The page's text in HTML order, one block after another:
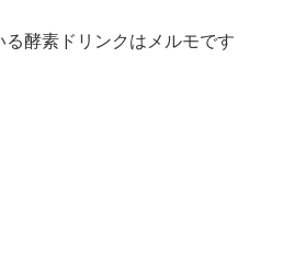
酵素ドリンクはメルモです